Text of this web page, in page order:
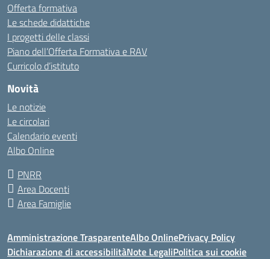
Offerta formativa
Le schede didattiche
I progetti delle classi
Piano dell’Offerta Formativa e RAV
Curricolo d’istituto
Novità
Le notizie
Le circolari
Calendario eventi
Albo Online
PNRR
Area Docenti
Area Famiglie
Amministrazione TrasparenteAlbo OnlinePrivacy Policy
Dichiarazione di accessibilitàNote LegaliPolitica sui cookie